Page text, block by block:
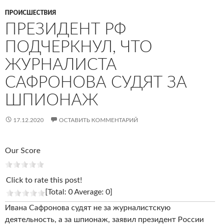
ПРОИСШЕСТВИЯ
ПРЕЗИДЕНТ РФ
ПОДЧЕРКНУЛ, ЧТО
ЖУРНАЛИСТА
САФРОНОВА СУДЯТ ЗА
ШПИОНАЖ
17.12.2020 ОСТАВИТЬ КОММЕНТАРИЙ
Our Score
Click to rate this post!
[Total: 0 Average: 0]
Ивана Сафронова судят не за журналистскую
деятельность, а за шпионаж, заявил президент России